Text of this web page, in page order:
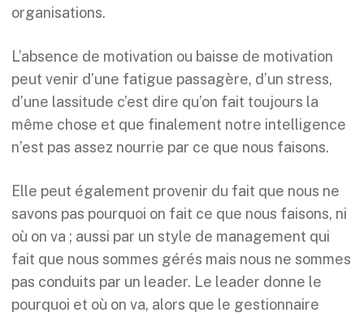
organisations.
L’absence de motivation ou baisse de motivation
peut venir d’une fatigue passagère, d’un stress,
d’une lassitude c’est dire qu’on fait toujours la
même chose et que finalement notre intelligence
n’est pas assez nourrie par ce que nous faisons.
Elle peut également provenir du fait que nous ne
savons pas pourquoi on fait ce que nous faisons, ni
où on va ; aussi par un style de management qui
fait que nous sommes gérés mais nous ne sommes
pas conduits par un leader. Le leader donne le
pourquoi et où on va, alors que le gestionnaire